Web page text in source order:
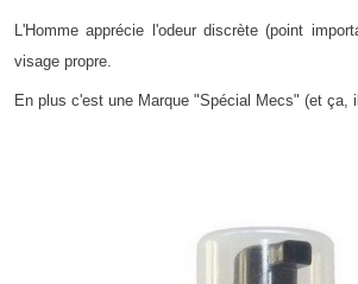
L'Homme apprécie l'odeur discrète (point
visage propre.
En plus c'est une Marque "Spécial Mecs" (et ça,